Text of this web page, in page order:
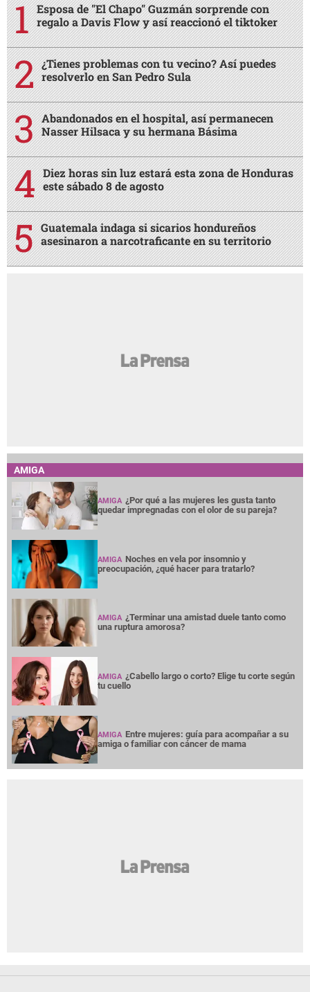
Esposa de "El Chapo" Guzmán sorprende con
regalo a Davis Flow y así reaccionó el tiktoker
¿Tienes problemas con tu vecino? Así puedes
resolverlo en San Pedro Sula
Abandonados en el hospital, así permanecen
Nasser Hilsaca y su hermana Básima
Diez horas sin luz estará esta zona de Honduras
este sábado 8 de agosto
Guatemala indaga si sicarios hondureños
asesinaron a narcotraficante en su territorio
AMIGA
AMIGA ¿Por qué a las mujeres les gusta tanto
quedar impregnadas con el olor de su pareja?
AMIGA Noches en vela por insomnio y
preocupación, ¿qué hacer para tratarlo?
AMIGA ¿Terminar una amistad duele tanto como
una ruptura amorosa?
AMIGA ¿Cabello largo o corto? Elige tu corte según
tu cuello
AMIGA Entre mujeres: guía para acompañar a su
amiga o familiar con cáncer de mama